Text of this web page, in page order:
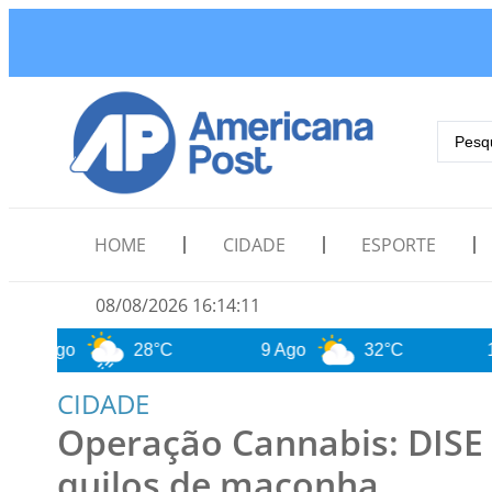
HOME CIDADE ESPORTE
08/08/2026 16:14:12
28°C 32°C 10 Ago
CIDADE
Operação Cannabis: